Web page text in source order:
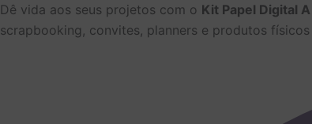
Dê vida aos seus projetos com o Kit Papel Digital
scrapbooking, convites, planners e produtos